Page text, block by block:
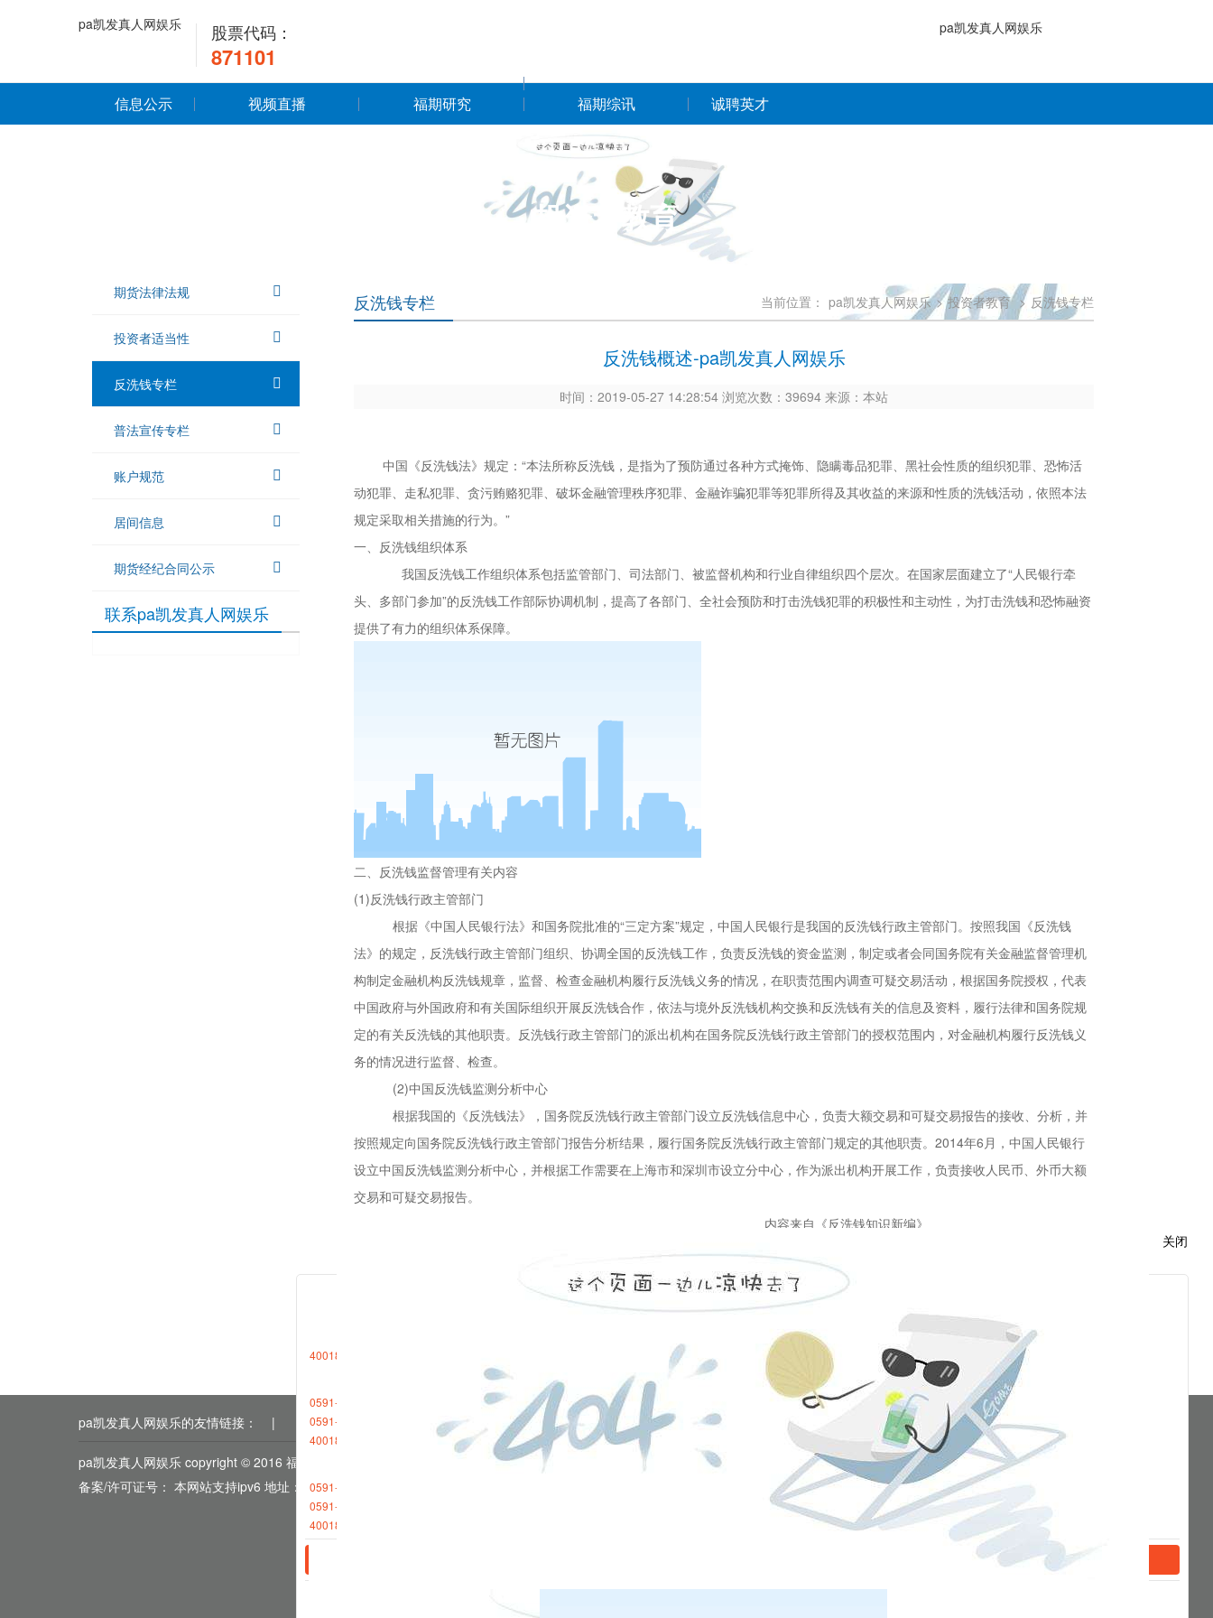
pa凯发真人网娱乐 股票代码：
871101
pa凯发真人网娱乐
信息公示 视频直播 福期研究 福期综讯 诚聘英才
投资者教育
期货法律法规
投资者适当性
反洗钱专栏
普法宣传专栏
账户规范
居间信息
期货经纪合同公示
联系pa凯发真人网娱乐
反洗钱专栏 当前位置： pa凯发真人网娱乐 > 投资者教育 > 反洗钱专栏
反洗钱概述-pa凯发真人网娱乐
时间：2019-05-27 14:28:54 浏览次数：39694 来源：本站
中国《反洗钱法》规定： “本法所称反洗钱，是指为了预防通过各种方式掩饰、隐瞒毒品犯罪、黑社会性质的组织犯罪、恐怖活
动犯罪、走私犯罪、贪污贿赂犯罪、破坏金融管理秩序犯罪、金融诈骗犯罪等犯罪所得及其收益的来源和性质的洗钱活动，依照本法
规定采取相关措施的行为。”
一、反洗钱组织体系
我国反洗钱工作组织体系包括监管部门、司法部门、被监督机构和行业自律组织四个层次。在国家层面建立了“人民银行牵
头、多部门参加”的反洗钱工作部际协调机制，提高了各部门、全社会预防和打击洗钱犯罪的积极性和主动性，为打击洗钱和恐怖融资
提供了有力的组织体系保障。
二、反洗钱监督管理有关内容
(1)反洗钱行政主管部门
根据《中国人民银行法》和国务院批准的“三定方案”规定，中国人民银行是我国的反洗钱行政主管部门。按照我国《反洗钱
法》的规定，反洗钱行政主管部门组织、协调全国的反洗钱工作，负责反洗钱的资金监测，制定或者会同国务院有关金融监督管理机
构制定金融机构反洗钱规章，监督、检查金融机构履行反洗钱义务的情况，在职责范围内调查可疑交易活动，根据国务院授权，代表
中国政府与外国政府和有关国际组织开展反洗钱合作，依法与境外反洗钱机构交换和反洗钱有关的信息及资料，履行法律和国务院规
定的有关反洗钱的其他职责。反洗钱行政主管部门的派出机构在国务院反洗钱行政主管部门的授权范围内，对金融机构履行反洗钱义
务的情况进行监督、检查。
(2)中国反洗钱监测分析中心
根据我国的《反洗钱法》，国务院反洗钱行政主管部门设立反洗钱信息中心，负责大额交易和可疑交易报告的接收、分析，并
按照规定向国务院反洗钱行政主管部门报告分析结果，履行国务院反洗钱行政主管部门规定的其他职责。 2014年6月，中国人民银行
设立中国反洗钱监测分析中心，并根据工作需要在上海市和深圳市设立分中心，作为派出机构开展工作，负责接收人民币、外币大额
交易和可疑交易报告。
内容来自《反洗钱知识新编》
pa凯发真人网娱乐的友情链接： | | |
pa凯发真人网娱乐 copyright © 2016 福能期货股份有限公司 本网站所载文章和数据仅供参考，使用前务请核实，风险自负。
备案/许可证号： 本网站支持ipv6 地址：福州市鼓楼区五四路75号海西商务大厦31层
关闭
在线客服
4001868696转1
日盘下单电话：
0591-88013377
0591-87727306
4001868696转2
夜盘下单电话：
0591-88013380
0591-87512570
4001868696转2